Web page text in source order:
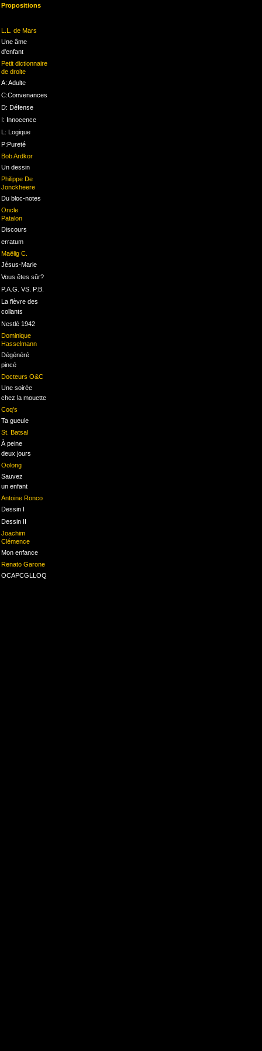
Propositions
L.L. de Mars
Une âme
d'enfant
Petit dictionnaire
de droite
A: Adulte
C:Convenances
D: Défense
I: Innocence
L: Logique
P:Pureté
Bob Ardkor
Un dessin
Philippe De
Jonckheere
Du bloc-notes
Oncle
Patalon
Discours
erratum
Maëlig C.
Jésus-Marie
Vous êtes sûr?
P.A.G. VS. P.B.
La fièvre des
collants
Nestlé 1942
Dominique
Hasselmann
Dégénéré
pincé
Docteurs O&C
Une soirée
chez la mouette
Coq's
Ta gueule
St. Batsal
À peine
deux jours
Oolong
Sauvez
un enfant
Antoine Ronco
Dessin I
Dessin II
Joachim
Clémence
Mon enfance
Renato Garone
OCAPCGLLOQ